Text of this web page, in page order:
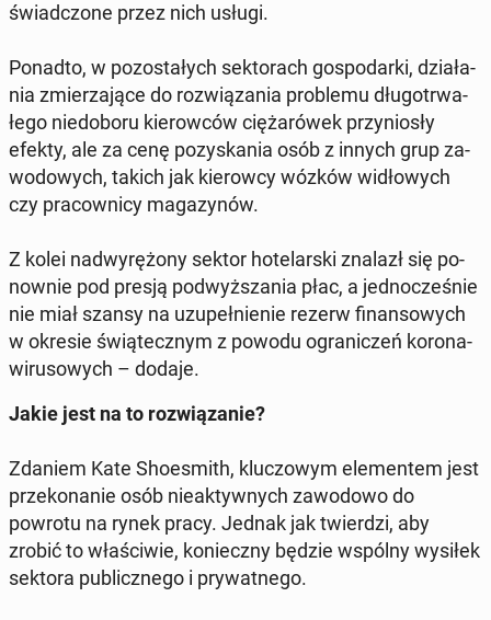
świad­czo­ne przez nich usługi.
Ponadto, w po­zo­sta­łych sek­to­rach go­spo­dar­ki, dzia­ła­
nia zmie­rza­ją­ce do roz­wią­za­nia pro­ble­mu dłu­go­trwa­
łe­go nie­do­bo­ru kie­row­ców cię­ża­ró­wek przy­nio­sły
efekty, ale za cenę po­zy­ska­nia osób z innych grup za­
wo­do­wych, takich jak kie­row­cy wózków wi­dło­wych
czy pra­cow­ni­cy ma­ga­zy­nów.
Z kolei nad­wy­rę­żo­ny sektor ho­te­lar­ski znalazł się po­
now­nie pod presją pod­wyż­sza­nia płac, a jed­no­cze­śnie
nie miał szansy na uzu­peł­nie­nie rezerw fi­nan­so­wych
w okresie świą­tecz­nym z powodu ogra­ni­czeń ko­ro­na­
wi­ru­so­wych – dodaje.
Jakie jest na to roz­wią­za­nie?
Zdaniem Kate Sho­esmith, klu­czo­wym ele­men­tem jest
prze­ko­na­nie osób nie­ak­tyw­nych za­wo­do­wo do
powrotu na rynek pracy. Jednak jak twier­dzi, aby
zrobić to wła­ści­wie, ko­niecz­ny będzie wspólny wysiłek
sektora pu­blicz­ne­go i pry­wat­ne­go.